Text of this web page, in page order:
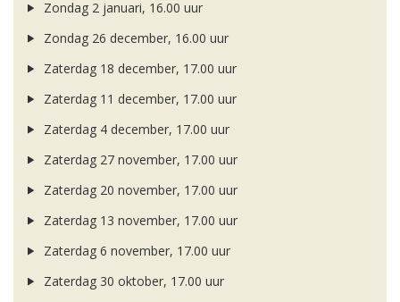
Zondag 2 januari, 16.00 uur
Zondag 26 december, 16.00 uur
Zaterdag 18 december, 17.00 uur
Zaterdag 11 december, 17.00 uur
Zaterdag 4 december, 17.00 uur
Zaterdag 27 november, 17.00 uur
Zaterdag 20 november, 17.00 uur
Zaterdag 13 november, 17.00 uur
Zaterdag 6 november, 17.00 uur
Zaterdag 30 oktober, 17.00 uur